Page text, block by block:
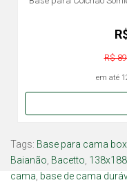
R$
em até
Tags: Base para cama box
Baianão Bacetto 138x188
cama base de cama